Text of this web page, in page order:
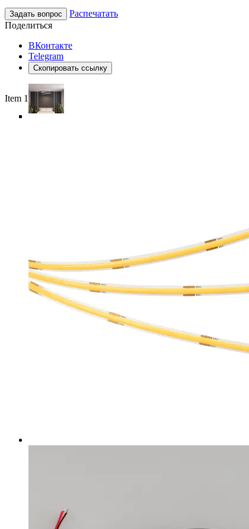
Задать вопрос
Распечатать
Поделиться
ВКонтакте
Telegram
Скопировать ссылку
Item 1 of 6